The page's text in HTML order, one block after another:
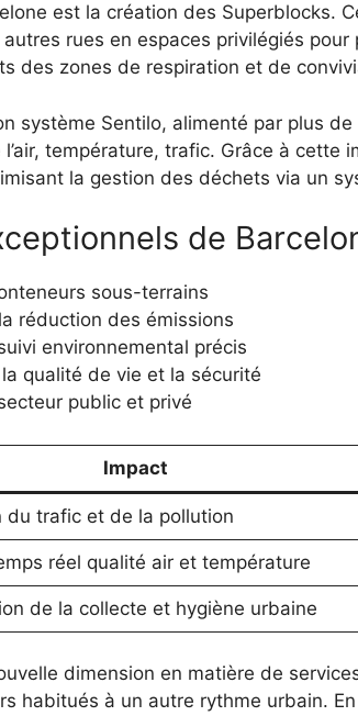
est la création des
rues en espaces privilégiés
des zones de respiration et de
système Sentilo, alimenté par plus
température, trafic. Grâce à cette
la gestion des déchets via un
de
sous-terrains
réduction des émissions
environnemental précis
qualité de vie et la sécurité
public et privé
Impact
du trafic et de la pollution
réel qualité air et température
de la collecte et hygiène urbaine
dimension en matière de
habitués à un autre rythme urbain.